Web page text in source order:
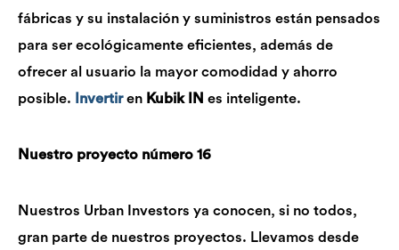
fábricas y su instalación y suministros están pensados
para ser ecológicamente eficientes, además de
ofrecer al usuario la mayor comodidad y ahorro
posible.
Invertiren Kubik IN es inteligente.
Nuestro proyecto número 16
Nuestros Urban Investors ya conocen, si no todos,
gran parte de nuestros proyectos. Llevamos desde